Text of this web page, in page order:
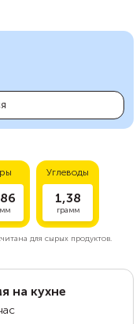
Углеводы
1,38
грамм
для сырых продуктов.
на кухне